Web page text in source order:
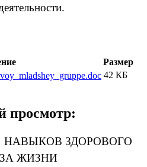
Размер
42 КБ
просмотр:
ЗДОРОВОГО
ЖИЗНИ